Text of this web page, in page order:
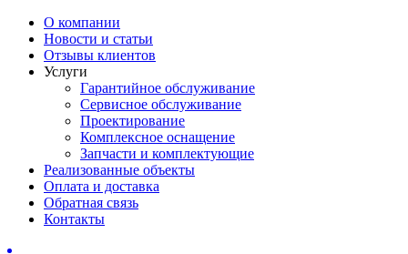
О компании
Новости и статьи
Отзывы клиентов
Услуги
Гарантийное обслуживание
Сервисное обслуживание
Проектирование
Комплексное оснащение
Запчасти и комплектующие
Реализованные объекты
Оплата и доставка
Обратная связь
Контакты